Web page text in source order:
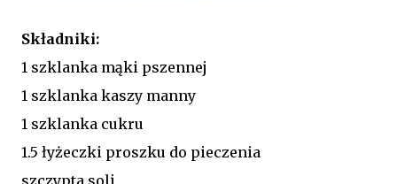
Składniki:
1 szklanka mąki pszennej
1 szklanka kaszy manny
1 szklanka cukru
1.5 łyżeczki proszku do pieczenia
szczypta soli